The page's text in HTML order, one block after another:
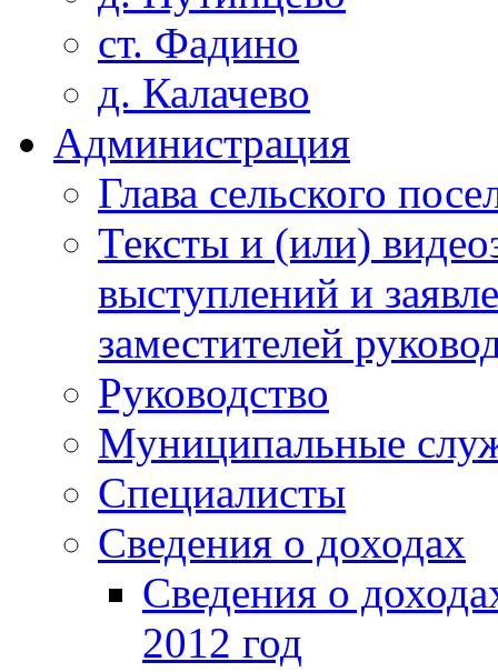
ст. Фадино
д. Калачево
Администрация
Глава сельского
Тексты и (или)
выступлений и
заместителей
Руководство
Муниципальные
Специалисты
Сведения о доходах
Сведения о
2012 год